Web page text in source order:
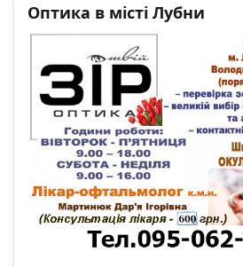
Оптика в місті Лубни